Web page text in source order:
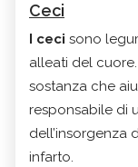
Ceci
I ceci sono
alleati del
sostanza che
responsabile di
dell’insorgenza
infarto.